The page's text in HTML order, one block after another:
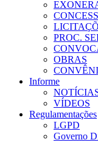
PROC.
OBRAS
Informe
VÍDEOS
Regulamentações
LGPD
Governo